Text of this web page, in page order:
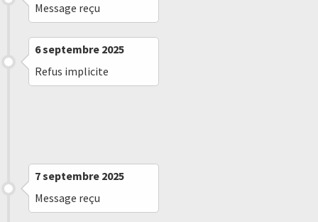
Message reçu
6 septembre 2025
Refus implicite
7 septembre 2025
Message reçu